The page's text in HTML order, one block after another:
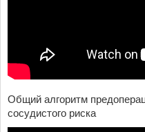
Общий алгоритм
сосудистого риска